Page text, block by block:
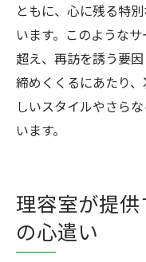
ともに、心に残る特
います。このような
超え、再訪を誘う要
締めくくるにあたり
しいスタイルやさら
います。
理容室が提
の心遣い